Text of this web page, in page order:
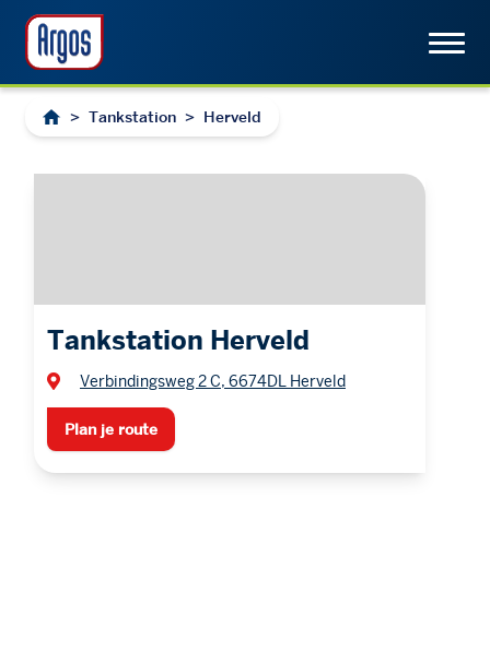
> Tankstation > Herveld
Tankstation Herveld
Verbindingsweg 2 C, 6674DL Herveld
Plan je route